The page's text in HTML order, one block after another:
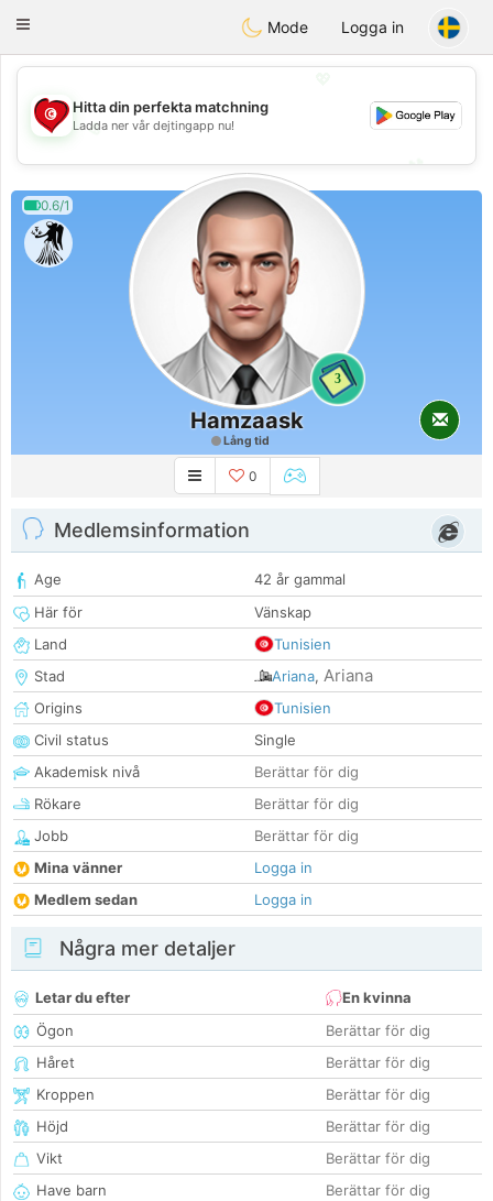
Tunisia Dating
Toggle
Mode Logga in
💖
💕
💕
Hitta din perfekta matchning
Ladda ner vår dejtingapp nu!
0.6/1
3
Hamzaask
Lång tid
0
Medlemsinformation
Age
42 år gammal
Här för
Vänskap
Land
Tunisien
Stad
Ariana, Ariana
Origins
Tunisien
Civil status
Single
Akademisk nivå
Berättar för dig
Rökare
Berättar för dig
Jobb
Berättar för dig
Mina vänner
Logga in
Medlem sedan
Logga in
Några mer detaljer
Letar du efter
En kvinna
Ögon
Berättar för dig
Håret
Berättar för dig
Kroppen
Berättar för dig
Höjd
Berättar för dig
Vikt
Berättar för dig
Have barn
Berättar för dig